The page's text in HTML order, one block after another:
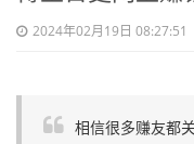
2024年02月19日 08:27:51
相信很多赚友都